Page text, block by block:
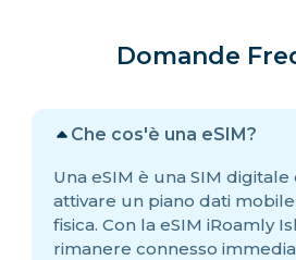
Domande
Che cos'è una eSIM?
Una eSIM è una SIM
attivare un piano dati mobile
fisica. Con la eSIM iRoamly
rimanere connesso